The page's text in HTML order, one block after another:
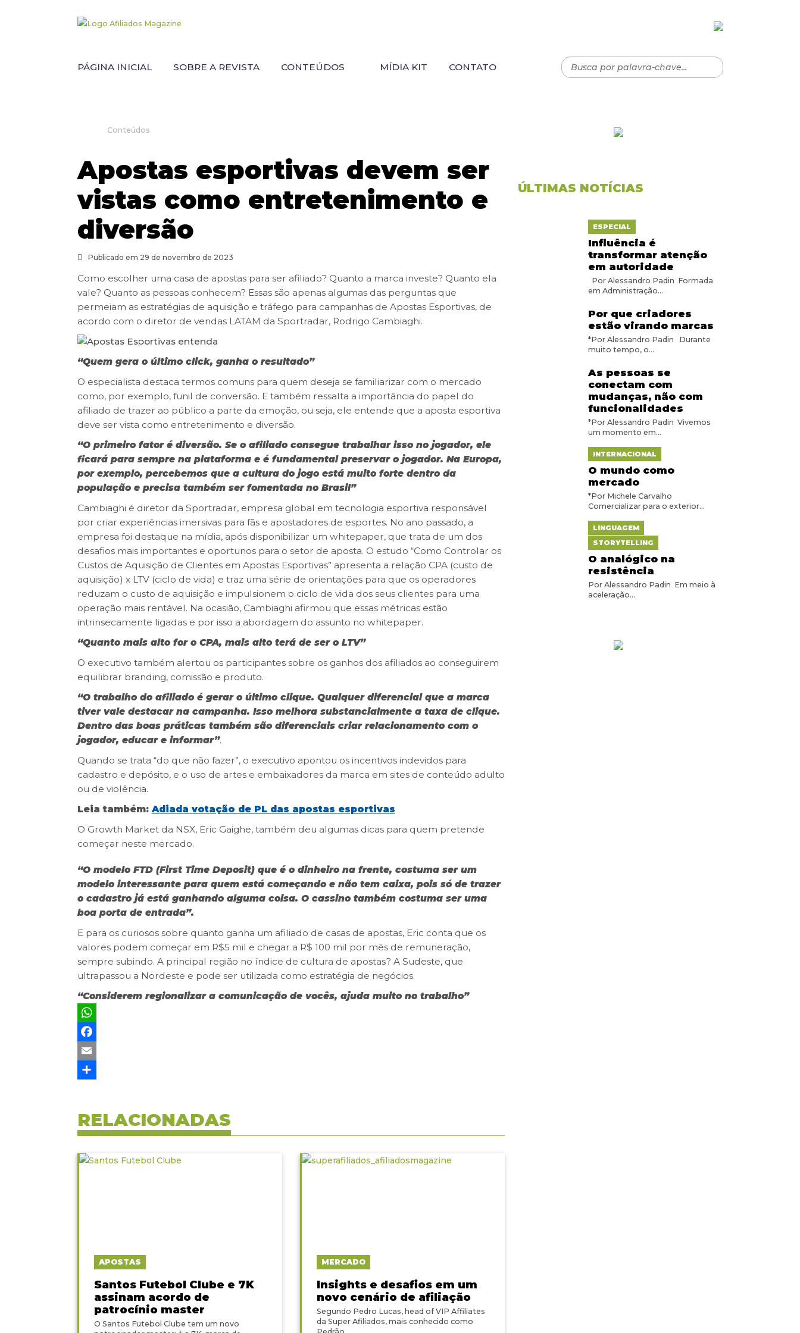
PÁGINA INICIAL SOBRE A REVISTA CONTEÚDOS MÍDIA KIT CONTATO
Conteúdos
Apostas esportivas devem ser
vistas como entretenimento e
diversão
Publicado em 29 de novembro de 2023
Como escolher uma casa de apostas para ser afiliado? Quanto a marca investe? Quanto ela
vale? Quanto as pessoas conhecem? Essas são apenas algumas das perguntas que
permeiam as estratégias de aquisição e tráfego para campanhas de Apostas Esportivas, de
acordo com o diretor de vendas LATAM da Sportradar, Rodrigo Cambiaghi.
“Quem gera o último click, ganha o resultado”
O especialista destaca termos comuns para quem deseja se familiarizar com o mercado
como, por exemplo, funil de conversão. E também ressalta a importância do papel do
afiliado de trazer ao público a parte da emoção, ou seja, ele entende que a aposta esportiva
deve ser vista como entretenimento e diversão.
“O primeiro fator é diversão. Se o afiliado consegue trabalhar isso no jogador, ele
ficará para sempre na plataforma e é fundamental preservar o jogador. Na Europa,
por exemplo, percebemos que a cultura do jogo está muito forte dentro da
população e precisa também ser fomentada no Brasil”
Cambiaghi é diretor da Sportradar, empresa global em tecnologia esportiva responsável
por criar experiências imersivas para fãs e apostadores de esportes. No ano passado, a
empresa foi destaque na mídia, após disponibilizar um whitepaper, que trata de um dos
desafios mais importantes e oportunos para o setor de aposta. O estudo “Como Controlar os
Custos de Aquisição de Clientes em Apostas Esportivas” apresenta a relação CPA (custo de
aquisição) x LTV (ciclo de vida) e traz uma série de orientações para que os operadores
reduzam o custo de aquisição e impulsionem o ciclo de vida dos seus clientes para uma
operação mais rentável. Na ocasião, Cambiaghi afirmou que essas métricas estão
intrinsecamente ligadas e por isso a abordagem do assunto no whitepaper.
“Quanto mais alto for o CPA, mais alto terá de ser o LTV”
O executivo também alertou os participantes sobre os ganhos dos afiliados ao conseguirem
equilibrar branding, comissão e produto.
“O trabalho do afiliado é gerar o último clique. Qualquer diferencial que a marca
tiver vale destacar na campanha. Isso melhora substancialmente a taxa de clique.
Dentro das boas práticas também são diferenciais criar relacionamento com o
jogador, educar e informar”.
Quando se trata “do que não fazer”, o executivo apontou os incentivos indevidos para
cadastro e depósito, e o uso de artes e embaixadores da marca em sites de conteúdo adulto
ou de violência.
Leia também:Adiada votação de PL das apostas esportivas
O Growth Market da NSX, Eric Gaighe, também deu algumas dicas para quem pretende
começar neste mercado.
“O modelo FTD (First Time Deposit) que é o dinheiro na frente, costuma ser um
modelo interessante para quem está começando e não tem caixa, pois só de trazer
o cadastro já está ganhando alguma coisa. O cassino também costuma ser uma
boa porta de entrada”.
E para os curiosos sobre quanto ganha um afiliado de casas de apostas, Eric conta que os
valores podem começar em R$5 mil e chegar a R$ 100 mil por mês de remuneração,
sempre subindo. A principal região no índice de cultura de apostas? A Sudeste, que
ultrapassou a Nordeste e pode ser utilizada como estratégia de negócios.
“Considerem regionalizar a comunicação de vocês, ajuda muito no trabalho”
WhatsApp
Facebook
Email
RELACIONADAS
APOSTAS
Santos Futebol Clube e 7K
assinam acordo de
patrocínio master
O Santos Futebol Clube tem um novo
MERCADO
Insights e desafios em um
novo cenário de afiliação
Segundo Pedro Lucas, head of VIP Affiliates
da Super Afiliados, mais conhecido como
ÚLTIMAS NOTÍCIAS
ESPECIAL
Influência é
transformar atenção
em autoridade
Por Alessandro Padin Formada
em Administração...
Por que criadores
estão virando marcas
*Por Alessandro Padin Durante
muito tempo, o...
As pessoas se
conectam com
mudanças, não com
funcionalidades
*Por Alessandro Padin Vivemos
um momento em...
INTERNACIONAL
O mundo como
mercado
*Por Michele Carvalho
Comercializar para o exterior...
LINGUAGEM
STORYTELLING
O analógico na
resistência
Por Alessandro Padin Em meio à
aceleração...